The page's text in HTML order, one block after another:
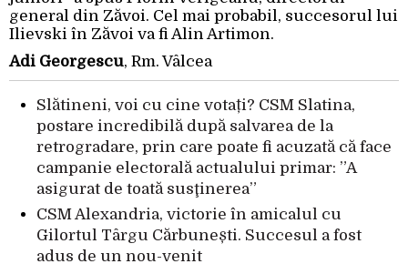
general din Zăvoi. Cel mai probabil, succesorul lui
Ilievski în Zăvoi va fi Alin Artimon.
Adi Georgescu, Rm. Vâlcea
Slătineni, voi cu cine votați? CSM Slatina,
postare incredibilă după salvarea de la
retrogradare, prin care poate fi acuzată că face
campanie electorală actualului primar: ”A
asigurat de toată susţinerea”
CSM Alexandria, victorie în amicalul cu
Gilortul Târgu Cărbunești. Succesul a fost
adus de un nou-venit